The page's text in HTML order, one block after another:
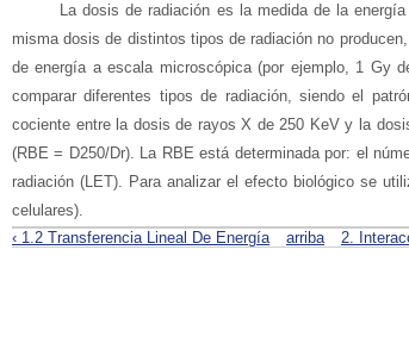
La dosis de radiación es la medida de la
misma dosis de distintos tipos de radiación no
de energía a escala microscópica (por ejemplo, 1 Gy
comparar diferentes tipos de radiación, siendo el
cociente entre la dosis de rayos X de 250 KeV y la
(RBE = D250/Dr). La RBE está determinada por: el
radiación (LET). Para analizar el efecto biológico se
celulares).
‹ 1.2 Transferencia Lineal De Energía
arriba 2.